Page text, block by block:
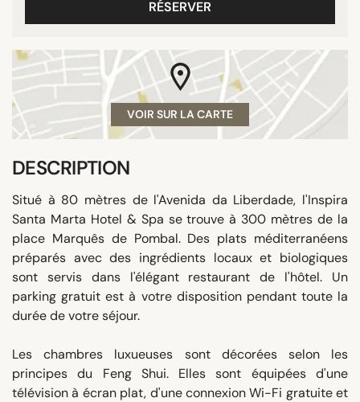
RÉSERVER
VOIR SUR LA CARTE
DESCRIPTION
Situé à 80 mètres de l'Avenida da Liberdade, l'Inspira
Santa Marta Hotel & Spa se trouve à 300 mètres de la
place Marquês de Pombal. Des plats méditerranéens
préparés avec des ingrédients locaux et biologiques
sont servis dans l'élégant restaurant de l'hôtel. Un
parking gratuit est à votre disposition pendant toute la
durée de votre séjour.
Les chambres luxueuses sont décorées selon les
principes du Feng Shui. Elles sont équipées d'une
télévision à écran plat, d'une connexion Wi-Fi gratuite et